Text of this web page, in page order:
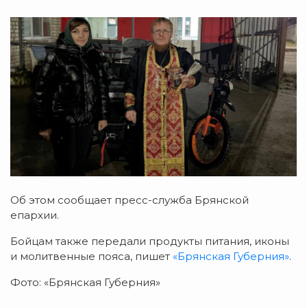
Об этом сообщает пресс-служба Брянской
епархии.
Бойцам также передали продукты питания, иконы
и молитвенные пояса, пишет «Брянская Губерния».
Фото: «Брянская Губерния»